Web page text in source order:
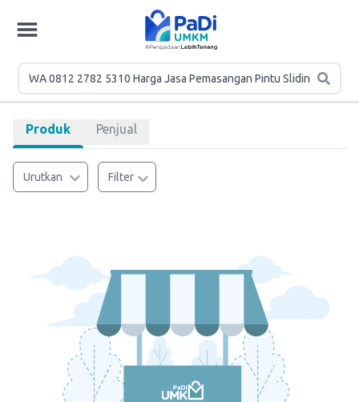
Produk Penjual
Urutkan Filter